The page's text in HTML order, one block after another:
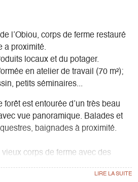
l’Obiou, corps de ferme restauré
a proximité.
locaux et du potager.
en atelier de travail (70 m²);
petits séminaires...
est entourée d’un très beau
vue panoramique. Balades et
baignades à proximité.
corps de ferme avec des
tadelakt à la chaux, chanvre,